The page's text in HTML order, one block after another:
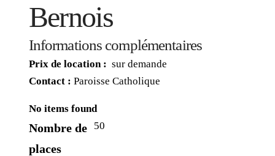
Bernois
Informations complémentaires
Prix de location : sur demande
Contact : Paroisse Catholique
No items found
Nombre de
places
50